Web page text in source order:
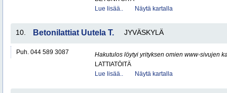
Lue lisää..
Näytä kartalla
10. Betonilattiat Uutela T. JYVÄSKYLÄ
Puh. 044 589 3087
Hakutulos löytyi yrityksen omien www-sivujen
LATTIATÖITÄ
Lue lisää..
Näytä kartalla